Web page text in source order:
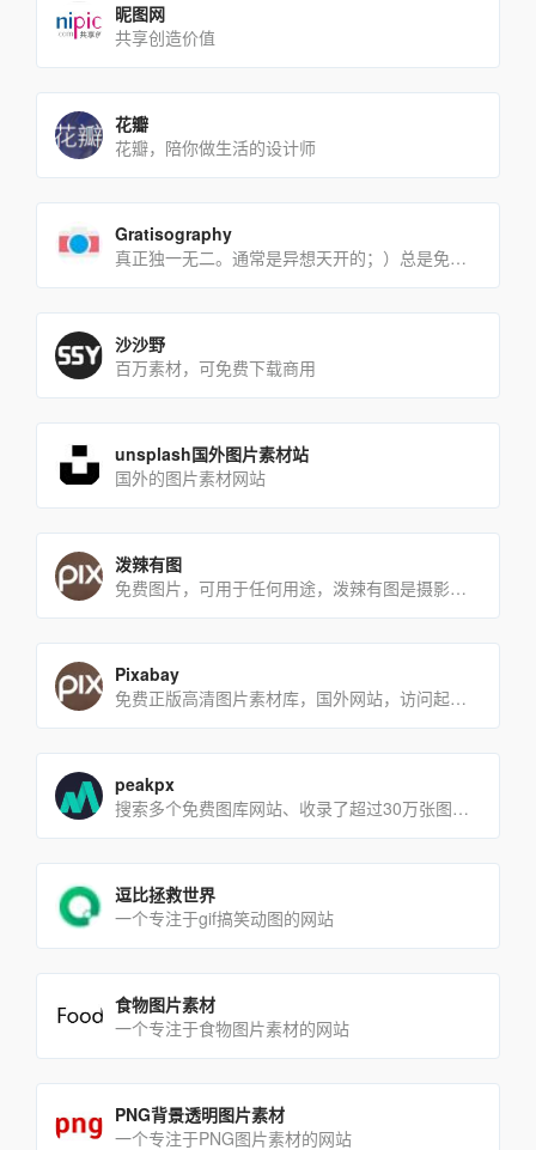
昵图网
共享创造价值
花瓣
花瓣，陪你做生活的设计师
Gratisography
真正独一无二。通常是异想天开的；）总是免费的。
沙沙野
百万素材，可免费下载商用
unsplash国外图片素材站
国外的图片素材网站
泼辣有图
免费图片，可用于任何用途，泼辣有图是摄影人发起的公开创源活动
Pixabay
免费正版高清图片素材库，国外网站，访问起来速度较慢
peakpx
搜索多个免费图库网站、收录了超过30万张图片、所有图片都是CC0协议
逗比拯救世界
一个专注于gif搞笑动图的网站
食物图片素材
一个专注于食物图片素材的网站
PNG背景透明图片素材
一个专注于PNG图片素材的网站